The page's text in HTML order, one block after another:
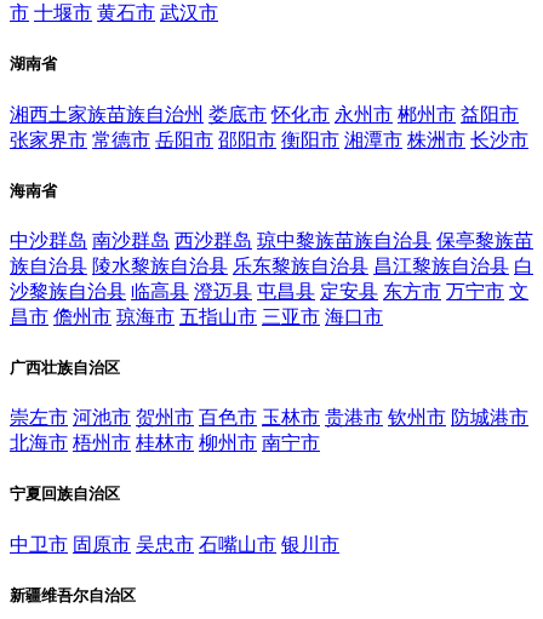
市 十堰市 黄石市 武汉市
湖南省
湘西土家族苗族自治州 娄底市 怀化市 永州市 郴州市 益阳市
张家界市 常德市 岳阳市 邵阳市 衡阳市 湘潭市 株洲市 长沙市
海南省
中沙群岛 南沙群岛 西沙群岛 琼中黎族苗族自治县 保亭黎族苗
族自治县 陵水黎族自治县 乐东黎族自治县 昌江黎族自治县 白
沙黎族自治县 临高县 澄迈县 屯昌县 定安县 东方市 万宁市 文
昌市 儋州市 琼海市 五指山市 三亚市 海口市
广西壮族自治区
崇左市 河池市 贺州市 百色市 玉林市 贵港市 钦州市 防城港市
北海市 梧州市 桂林市 柳州市 南宁市
宁夏回族自治区
中卫市 固原市 吴忠市 石嘴山市 银川市
新疆维吾尔自治区